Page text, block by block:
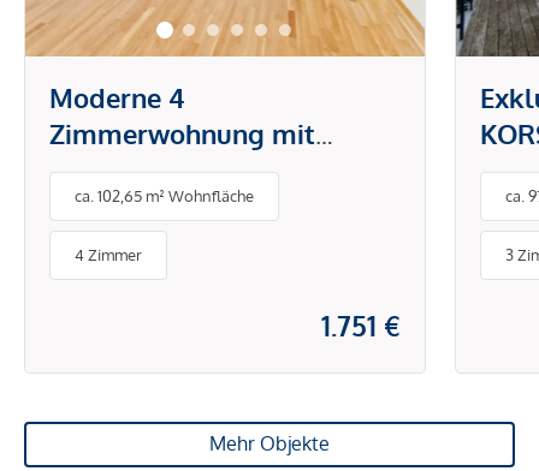
Moderne 4
Zimmerwohnung mit
großzügiger Freifläche!
ca. 102,65 m² Wohnfläche
4 Zimmer
1.751 €
ca.
3
Mehr Objekte